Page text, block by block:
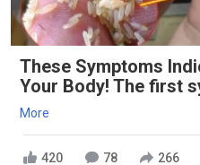
These Symptoms
Your Body! The first
More
420 78 266